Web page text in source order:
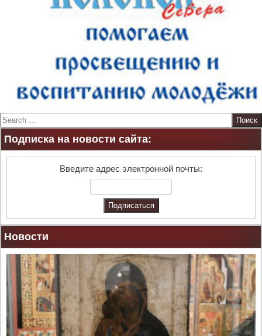
S
e
r
Подписка на новости сайта:
Введите адрес электронной почты:
Новости